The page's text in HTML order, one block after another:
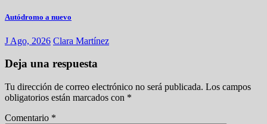
Autódromo a nuevo
J Ago, 2026 Clara Martínez
Deja una respuesta
Tu dirección de correo electrónico no será publicada. Los campos
obligatorios están marcados con *
Comentario *